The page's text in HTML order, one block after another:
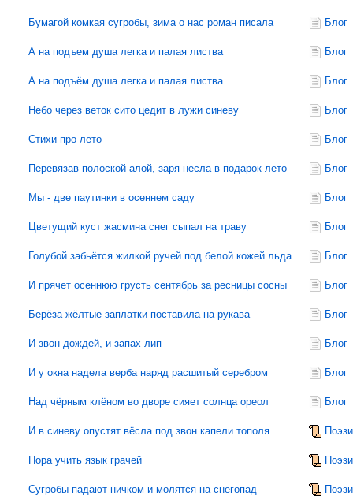
Бумагой комкая сугробы, зима о нас роман писала Блог
А на подъем душа легка и палая листва Блог
А на подъём душа легка и палая листва Блог
Небо через веток сито цедит в лужи синеву Блог
Стихи про лето Блог
Перевязав полоской алой, заря несла в подарок лето Блог
Мы - две паутинки в осеннем саду Блог
Цветущий куст жасмина снег сыпал на траву Блог
Голубой забьётся жилкой ручей под белой кожей льда Блог
И прячет осеннюю грусть сентябрь за ресницы сосны Блог
Берёза жёлтые заплатки поставила на рукава Блог
И звон дождей, и запах лип Блог
И у окна надела верба наряд расшитый серебром Блог
Над чёрным клёном во дворе сияет солнца ореол Блог
И в синеву опустят вёсла под звон капели тополя
Пора учить язык грачей
Сугробы падают ничком и молятся на снегопад